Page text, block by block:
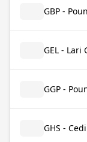
GBP -
GEL - Lari
GGP -
GHS -